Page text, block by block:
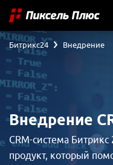
Внедрение
CRM-система
продукт, который
Битрикс24 Внедрение